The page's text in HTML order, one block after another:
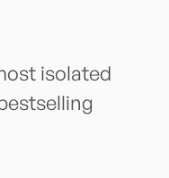
isolated